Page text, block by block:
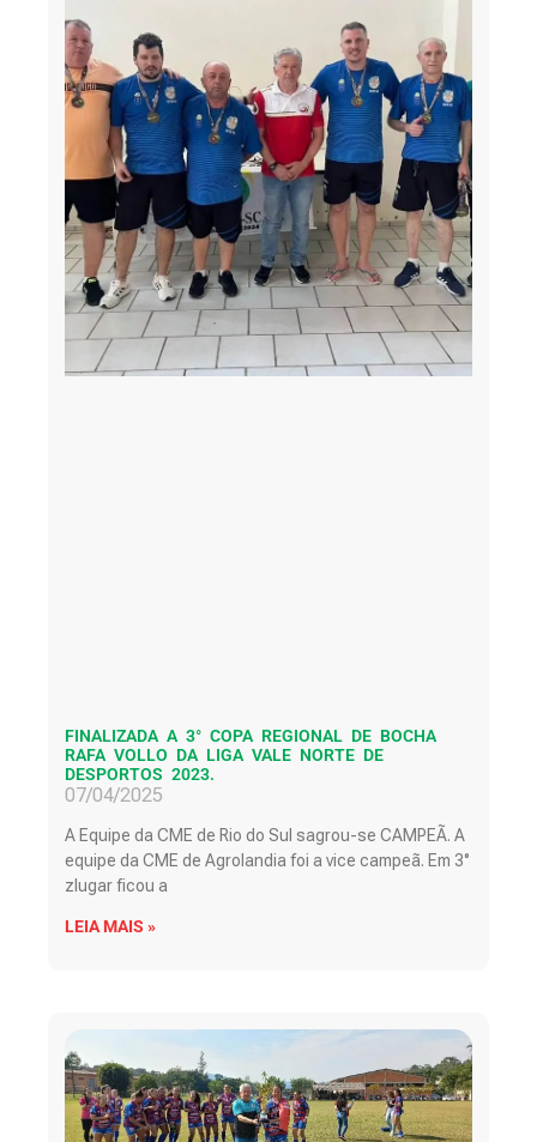
FINALIZADA A 3° COPA REGIONAL DE BOCHA
RAFA VOLLO DA LIGA VALE NORTE DE
DESPORTOS 2023.
07/04/2025
A Equipe da CME de Rio do Sul sagrou-se CAMPEÃ. A
equipe da CME de Agrolandia foi a vice campeã. Em 3°
zlugar ficou a
LEIA MAIS »